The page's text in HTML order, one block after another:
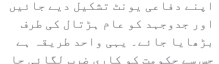
اپنے دفاعی یونٹ تشکیل دیے جائیں
اور جدوجہد کو عام ہڑتال کی طرف
بڑھایا جائے۔ یہی واحد طریقہ ہے